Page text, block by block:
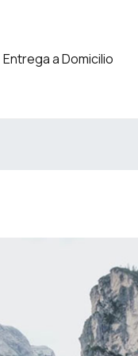
Entrega a Domicilio